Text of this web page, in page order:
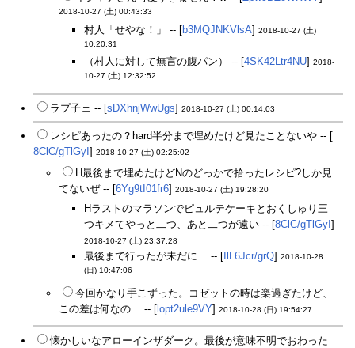
2018-10-27 (土) 00:43:33
村人「せやな！」 -- [b3MQJNKVlsA] 2018-10-27 (土)
10:20:31
（村人に対して無言の腹パン） -- [4SK42Ltr4NU] 2018-
10-27 (土) 12:32:52
ラプ子ェ -- [sDXhnjWwUgs] 2018-10-27 (土) 00:14:03
レシピあったの？hard半分まで埋めたけど見たことないや -- [
8ClC/gTlGyI ] 2018-10-27 (土) 02:25:02
H最後まで埋めたけどNのどっかで拾ったレシピ?しか見
てないぜ -- [6Yg9tI01fr6] 2018-10-27 (土) 19:28:20
Hラストのマラソンでピュルテケーキとおくしゅり三
つキメてやっと二つ、あと二つが遠い -- [8ClC/gTlGyI ]
2018-10-27 (土) 23:37:28
最後まで行ったが未だに… -- [ IlL6Jcr/grQ] 2018-10-28
(日) 10:47:06
今回かなり手こずった。コゼットの時は楽過ぎたけど、
この差は何なの… -- [ lopt2ule9VY] 2018-10-28 (日) 19:54:27
懐かしいなアローインザダーク。最後が意味不明でおわった